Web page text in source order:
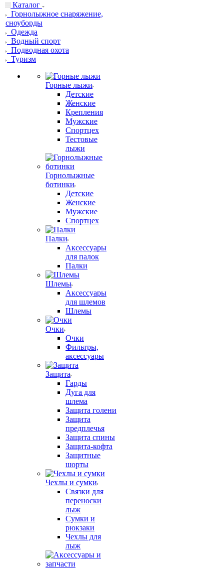
Каталог
Горнолыжное снаряжение,
сноуборды
Одежда
Водный спорт
Подводная охота
Туризм
Горные лыжи
Детские
Женские
Крепления
Мужские
Спортцех
Тестовые
лыжи
Горнолыжные
ботинки
Детские
Женские
Мужские
Спортцех
Палки
Аксессуары
для палок
Палки
Шлемы
Аксессуары
для шлемов
Шлемы
Очки
Очки
Фильтры,
аксессуары
Защита
Гарды
Дуга для
шлема
Защита голени
Защита
предплечья
Защита спины
Защита-кофта
Защитные
шорты
Чехлы и сумки
Связки для
переноски
лыж
Сумки и
рюкзаки
Чехлы для
лыж